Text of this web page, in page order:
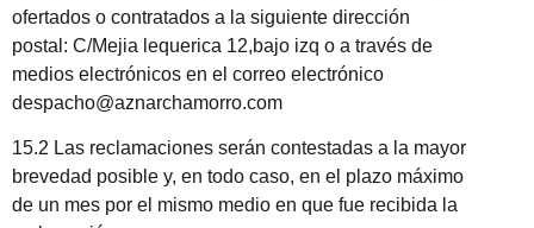
ofertados o contratados a la siguiente dirección
postal: C/Mejia lequerica 12,bajo izq o a través de
medios electrónicos en el correo electrónico
despacho@aznarchamorro.com
15.2 Las reclamaciones serán contestadas a la mayor
brevedad posible y, en todo caso, en el plazo máximo
de un mes por el mismo medio en que fue recibida la